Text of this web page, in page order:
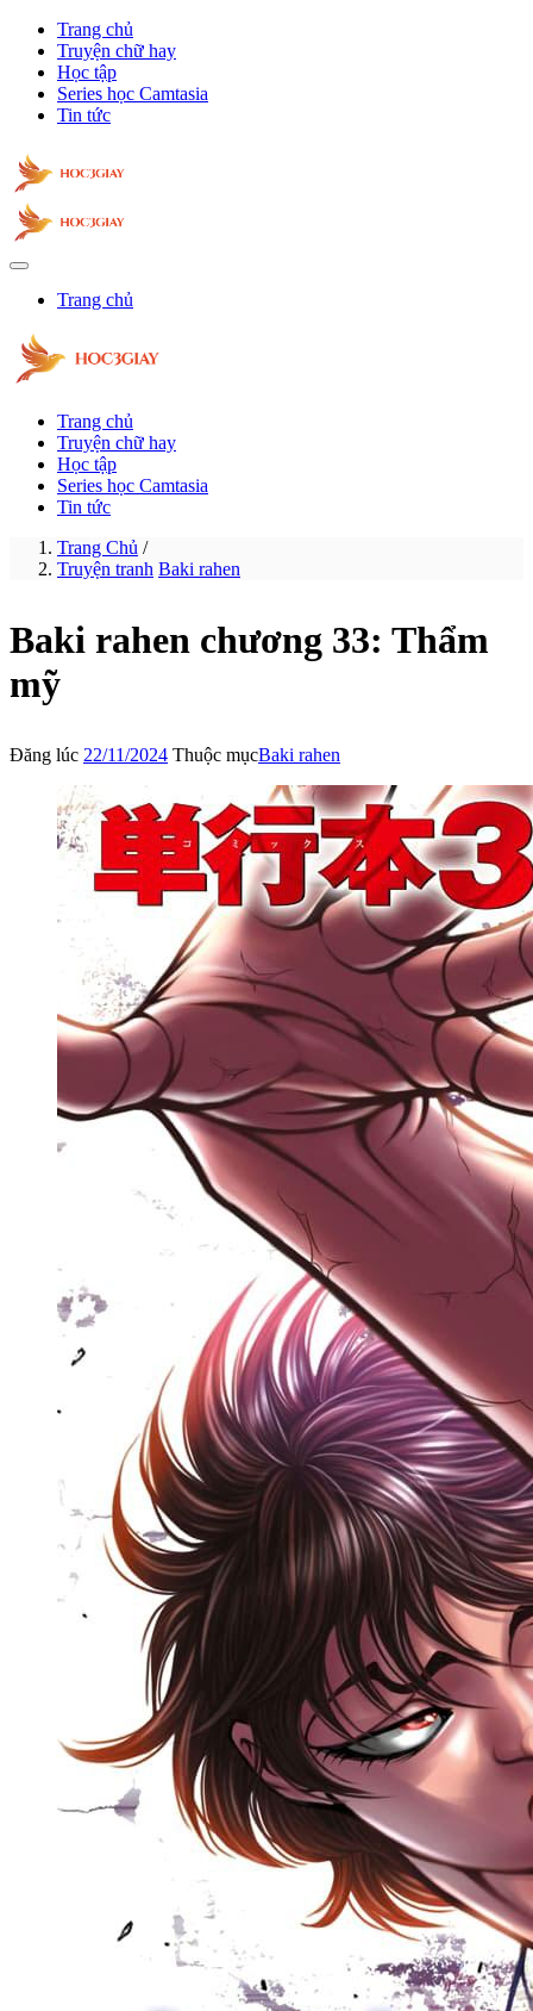
Trang chủ
Truyện chữ hay
Học tập
Series học Camtasia
Tin tức
Trang chủ
Trang chủ
Truyện chữ hay
Học tập
Series học Camtasia
Tin tức
Trang Chủ /
Truyện tranh Baki rahen
Baki rahen chương 33: Thẩm
mỹ
Đăng lúc 22/11/2024 Thuộc mụcBaki rahen